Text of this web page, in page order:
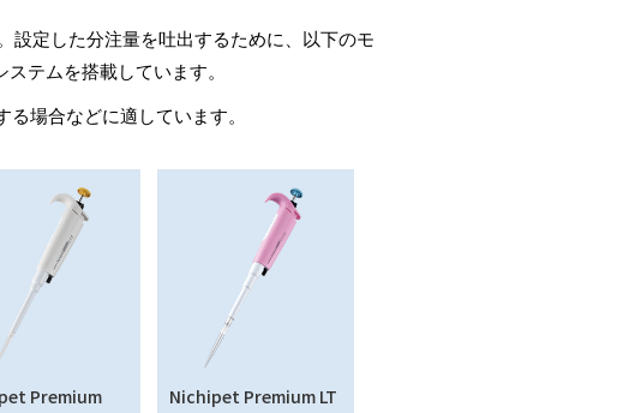
設定した分注量を吐出するために、以下のモ
テムを搭載しています。
場合などに適しています。
Premium Nichipet Premium LT